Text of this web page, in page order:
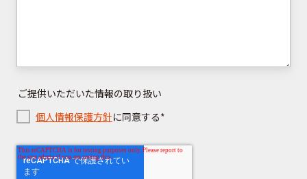
ご提供いただいた情報の取り扱い
個人情報保護方針に同意する*